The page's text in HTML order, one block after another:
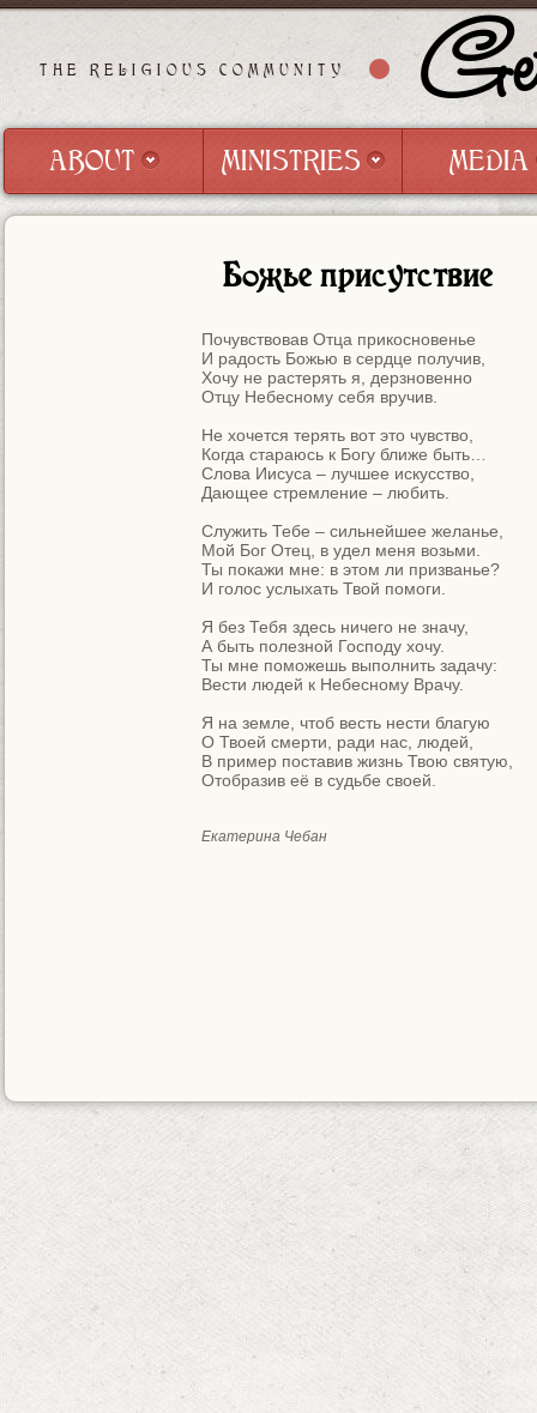
THE RELIGIOUS COMMUNITY
ABOUT
ABOUT MINISTRIES
MEDIA
MEDIA
Божье присутствие
Почувствовав Отца прикосновенье
И радость Божью в сердце получив,
Хочу не растерять я, дерзновенно
Отцу Небесному себя вручив.
Не хочется терять вот это чувство,
Когда стараюсь к Богу ближе быть…
Слова Иисуса – лучшее искусство,
Дающее стремление – любить.
Служить Тебе – сильнейшее желанье,
Мой Бог Отец, в удел меня возьми.
Ты покажи мне: в этом ли призванье?
И голос услыхать Твой помоги.
Я без Тебя здесь ничего не значу,
А быть полезной Господу хочу.
Ты мне поможешь выполнить задачу:
Вести людей к Небесному Врачу.
Я на земле, чтоб весть нести благую
О Твоей смерти, ради нас, людей,
В пример поставив жизнь Твою святую,
Отобразив её в судьбе своей.
Екатерина Чебан